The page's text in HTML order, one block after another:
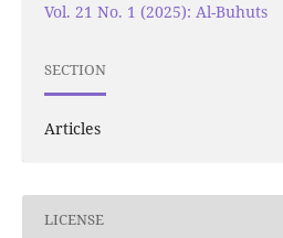
Vol. 21 No. 1 (2025): Al-Buhuts
SECTION
Articles
LICENSE